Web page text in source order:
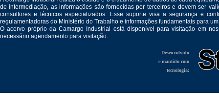
de intermediação, as informações são fornecidas por terceiros e devem ser
consultores e técnicos especializados. Esse suporte visa a segurança e
regulamentadoras do Ministério do Trabalho e informações fundamentais para
O acervo próprio da Camargo Industrial está disponível para visitação em
necessário agendamento para visitação.
Desenvolvido
e mantido com
tecnologia: